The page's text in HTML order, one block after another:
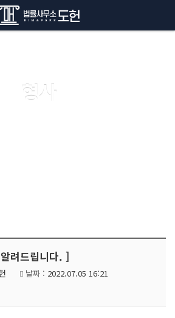
메뉴 건너뛰기
형사
려드립니다. ]
날짜 : 2022.07.05 16:21